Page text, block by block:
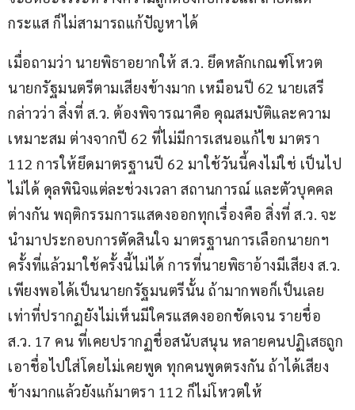
กระแส ก็ไม่สามารถแก้ปัญหาได้
เมื่อถามว่า นายพิธาอยากให้ ส.ว. ยึดหลักเกณฑ์โหวต
นายกรัฐมนตรีตามเสียงข้างมาก เหมือนปี 62 นายเสรี
กล่าวว่า สิ่งที่ ส.ว. ต้องพิจารณาคือ คุณสมบัติและความ
เหมาะสม ต่างจากปี 62 ที่ไม่มีการเสนอแก้ไข มาตรา
112 การให้ยึดมาตรฐานปี 62 มาใช้วันนี้คงไม่ใช่ เป็นไป
ไม่ได้ ดุลพินิจแต่ละช่วงเวลา สถานการณ์ และตัวบุคคล
ต่างกัน พฤติกรรมการแสดงออกทุกเรื่องคือ สิ่งที่ ส.ว. จะ
นำมาประกอบการตัดสินใจ มาตรฐานการเลือกนายกฯ
ครั้งที่แล้วมาใช้ครั้งนี้ไม่ได้ การที่นายพิธาอ้างมีเสียง ส.ว.
เพียงพอได้เป็นนายกรัฐมนตรีนั้น ถ้ามากพอก็เป็นเลย
เท่าที่ปรากฏยังไม่เห็นมีใครแสดงออกชัดเจน รายชื่อ
ส.ว. 17 คน ที่เคยปรากฏชื่อสนับสนุน หลายคนปฏิเสธถูก
เอาชื่อไปใส่โดยไม่เคยพูด ทุกคนพูดตรงกัน ถ้าได้เสียง
ข้างมากแล้วยังแก้มาตรา 112 ก็ไม่โหวตให้